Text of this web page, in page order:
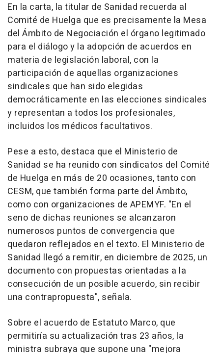
En la carta, la titular de Sanidad recuerda al
Comité de Huelga que es precisamente la Mesa
del Ámbito de Negociación el órgano legitimado
para el diálogo y la adopción de acuerdos en
materia de legislación laboral, con la
participación de aquellas organizaciones
sindicales que han sido elegidas
democráticamente en las elecciones sindicales
y representan a todos los profesionales,
incluidos los médicos facultativos.
Pese a esto, destaca que el Ministerio de
Sanidad se ha reunido con sindicatos del Comité
de Huelga en más de 20 ocasiones, tanto con
CESM, que también forma parte del Ámbito,
como con organizaciones de APEMYF. "En el
seno de dichas reuniones se alcanzaron
numerosos puntos de convergencia que
quedaron reflejados en el texto. El Ministerio de
Sanidad llegó a remitir, en diciembre de 2025, un
documento con propuestas orientadas a la
consecución de un posible acuerdo, sin recibir
una contrapropuesta", señala.
Sobre el acuerdo de Estatuto Marco, que
permitiría su actualización tras 23 años, la
ministra subraya que supone una "mejora